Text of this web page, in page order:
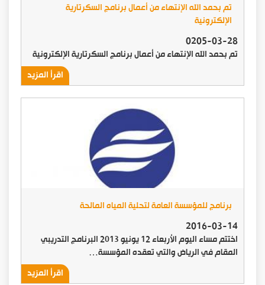
تم بحمد الله الإنتهاء من أعمال برنامج السكرتارية
الإلكترونية
0205-03-28
تم بحمد الله الإنتهاء من أعمال برنامج السكرتارية الإلكترونية
اقرأ المزيد
برنامج للمؤسسة العامة لتحلية المياه المالحة
2016-03-14
اختتم مساء اليوم الأربعاء 12 يونيو 2013 البرنامج التدريبي
المقام في الرياض والتي تعقده المؤسسة…
اقرأ المزيد